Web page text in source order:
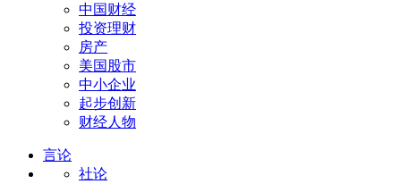
中国财经
投资理财
房产
美国股市
中小企业
起步创新
财经人物
言论
社论